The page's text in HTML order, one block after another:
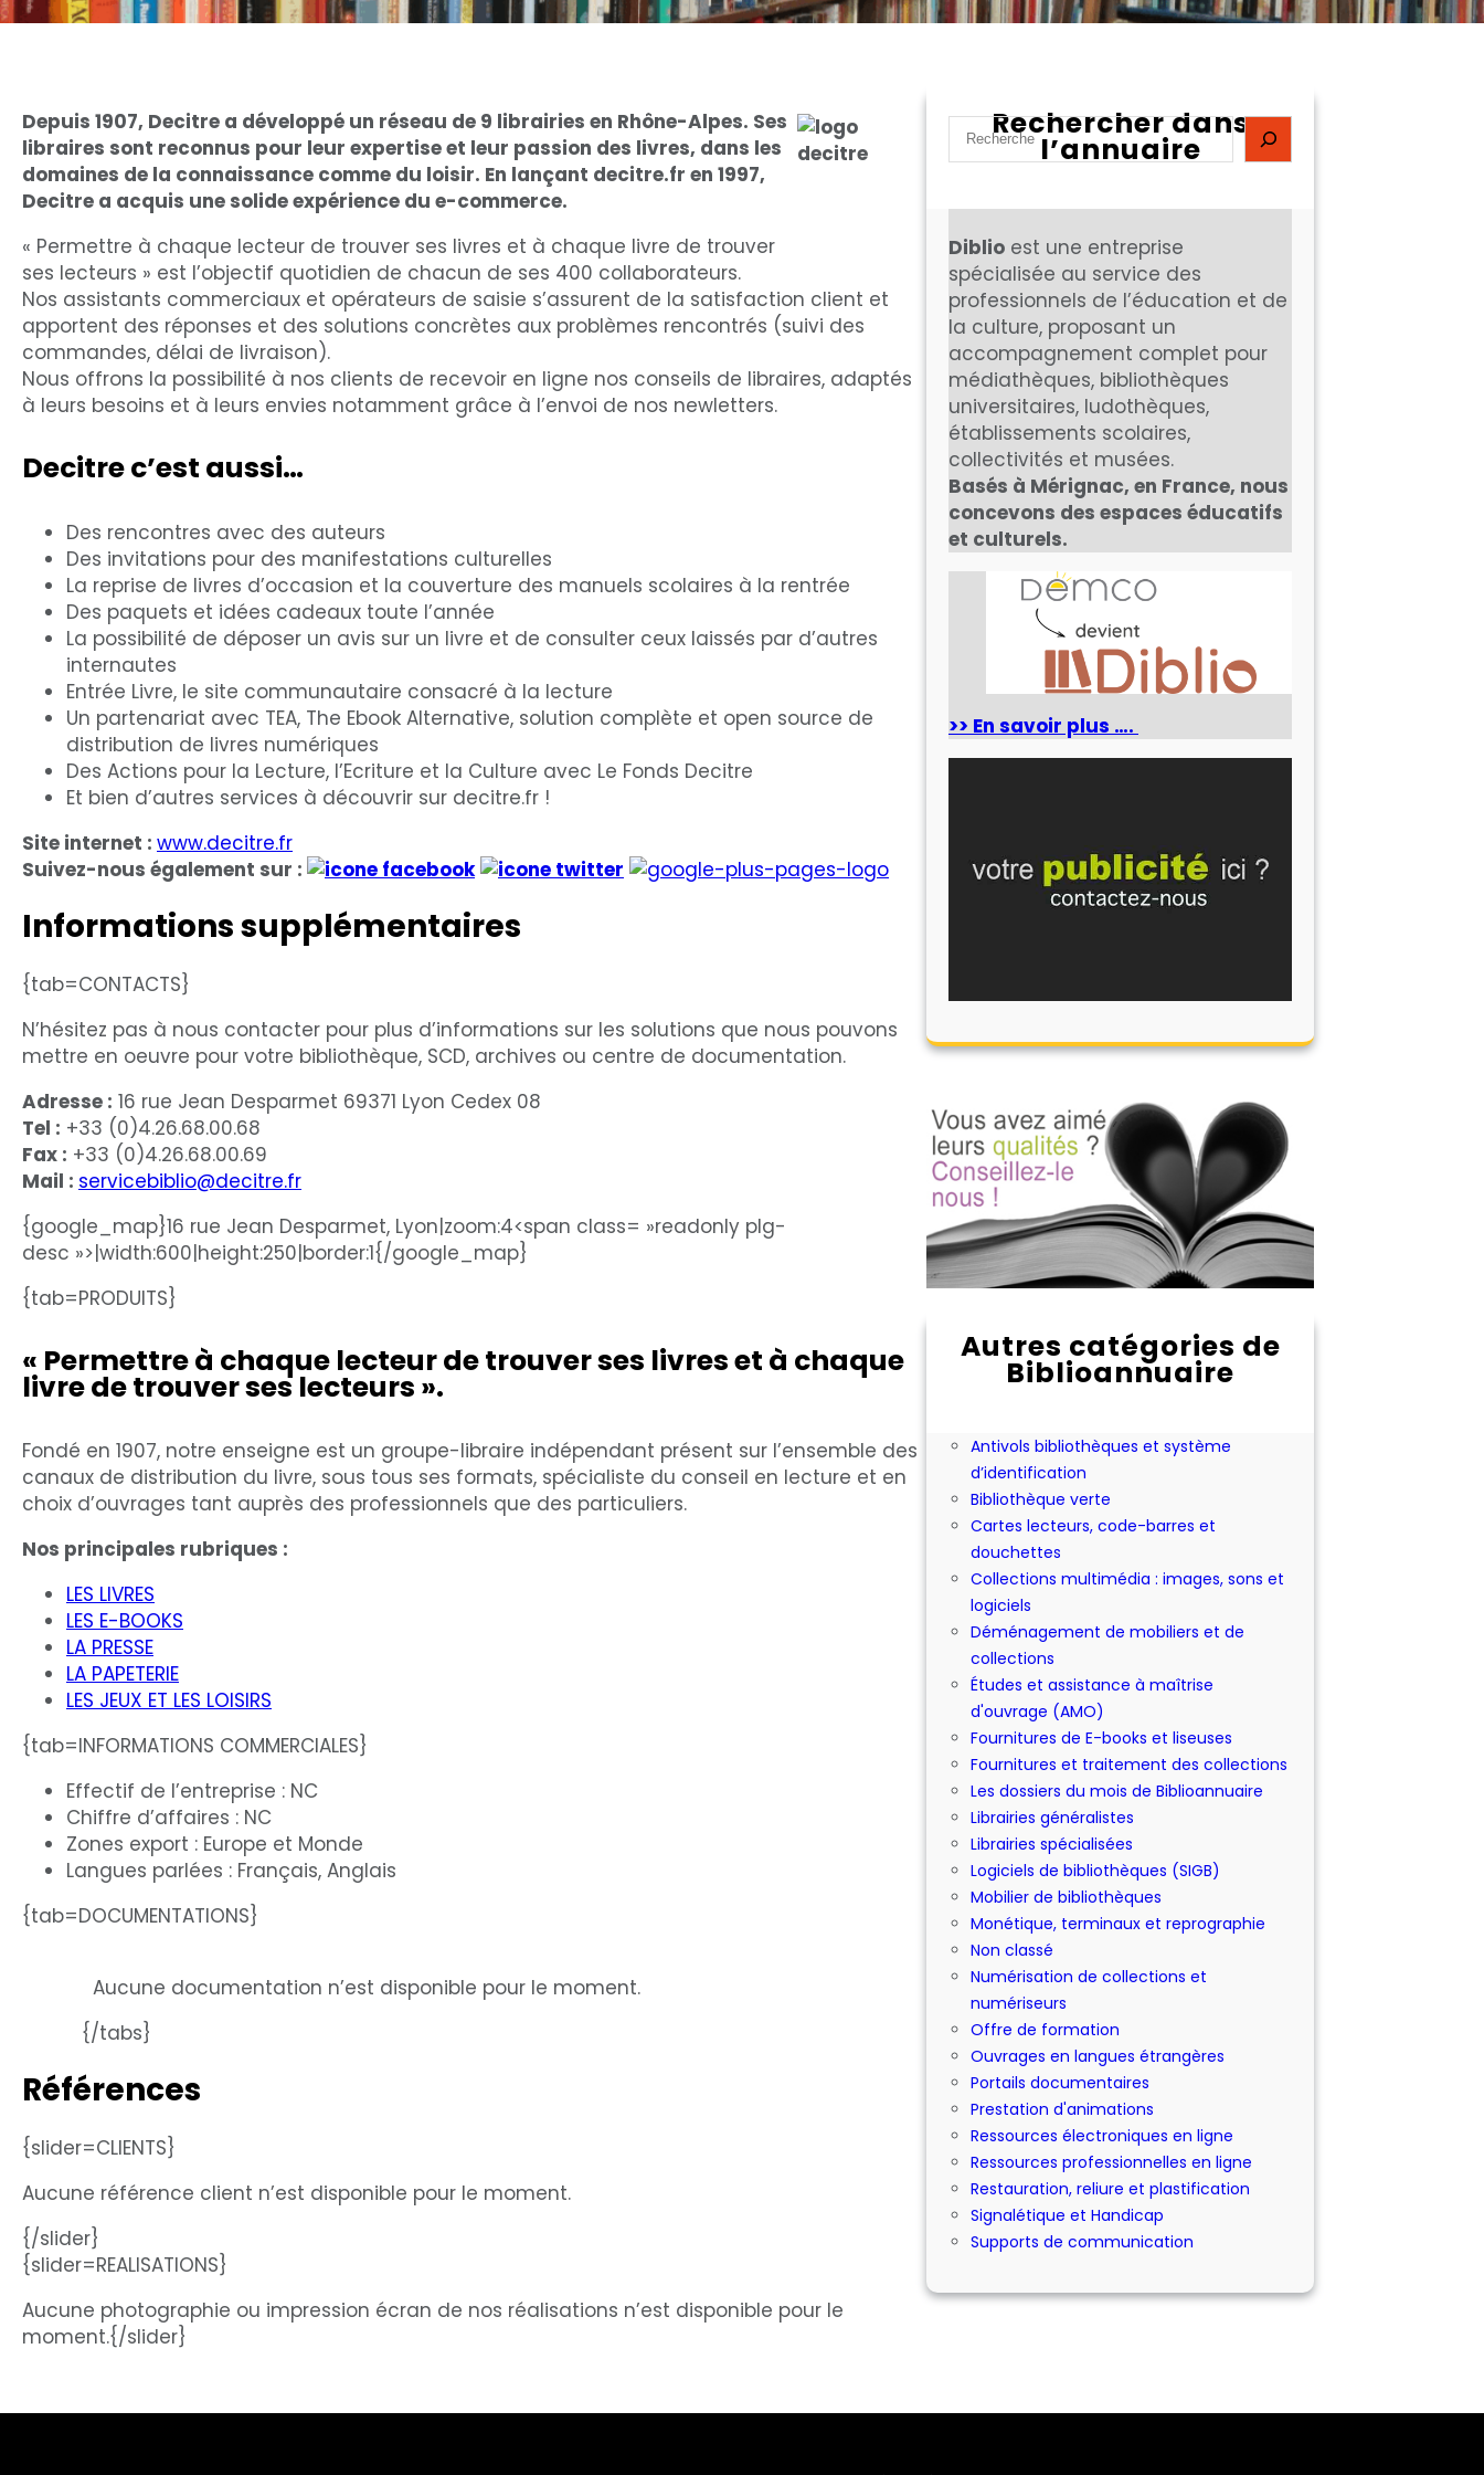
Depuis 1907, Decitre a développé un réseau de 9 librairies en Rhône-Alpes. Ses
libraires sont reconnus pour leur expertise et leur passion des livres, dans les
domaines de la connaissance comme du loisir. En lançant decitre.fr en 1997,
Decitre a acquis une solide expérience du e-commerce.
« Permettre à chaque lecteur de trouver ses livres et à chaque livre de trouver
ses lecteurs » est l’objectif quotidien de chacun de ses 400 collaborateurs.
Nos assistants commerciaux et opérateurs de saisie s’assurent de la satisfaction client et
apportent des réponses et des solutions concrètes aux problèmes rencontrés (suivi des
commandes, délai de livraison).
Nous offrons la possibilité à nos clients de recevoir en ligne nos conseils de libraires, adaptés
à leurs besoins et à leurs envies notamment grâce à l’envoi de nos newletters.
Decitre c’est aussi…
Des rencontres avec des auteurs
Des invitations pour des manifestations culturelles
La reprise de livres d’occasion et la couverture des manuels scolaires à la rentrée
Des paquets et idées cadeaux toute l’année
La possibilité de déposer un avis sur un livre et de consulter ceux laissés par d’autres
internautes
Entrée Livre, le site communautaire consacré à la lecture
Un partenariat avec TEA, The Ebook Alternative, solution complète et open source de
distribution de livres numériques
Des Actions pour la Lecture, l’Ecriture et la Culture avec Le Fonds Decitre
Et bien d’autres services à découvrir sur decitre.fr !
Site internet : www.decitre.fr
Suivez-nous également sur :
Informations supplémentaires
{tab=CONTACTS}
N’hésitez pas à nous contacter pour plus d’informations sur les solutions que nous pouvons
mettre en oeuvre pour votre bibliothèque, SCD, archives ou centre de documentation.
Adresse : 16 rue Jean Desparmet 69371 Lyon Cedex 08
Tel : +33 (0)4.26.68.00.68
Fax : +33 (0)4.26.68.00.69
Mail : servicebiblio@decitre.fr
{google_map}16 rue Jean Desparmet, Lyon|zoom:4<span class= »readonly plg-
desc »>|width:600|height:250|border:1{/google_map}
{tab=PRODUITS}
« Permettre à chaque lecteur de trouver ses livres et à chaque
livre de trouver ses lecteurs ».
Fondé en 1907, notre enseigne est un groupe-libraire indépendant présent sur l’ensemble des
canaux de distribution du livre, sous tous ses formats, spécialiste du conseil en lecture et en
choix d’ouvrages tant auprès des professionnels que des particuliers.
Nos principales rubriques :
LES LIVRES
LES E-BOOKS
LA PRESSE
LA PAPETERIE
LES JEUX ET LES LOISIRS
{tab=INFORMATIONS COMMERCIALES}
Effectif de l’entreprise : NC
Chiffre d’affaires : NC
Zones export : Europe et Monde
Langues parlées : Français, Anglais
{tab=DOCUMENTATIONS}
Aucune documentation n’est disponible pour le moment.
{/tabs}
Références
{slider=CLIENTS}
Aucune référence client n’est disponible pour le moment.
{/slider}
{slider=REALISATIONS}
Aucune photographie ou impression écran de nos réalisations n’est disponible pour le
moment.{/slider}
Rechercher dans
l’annuaire
e
r
c
h
Diblio est une entreprise
spécialisée au service des
professionnels de l’éducation et de
la culture, proposant un
accompagnement complet pour
médiathèques, bibliothèques
universitaires, ludothèques,
établissements scolaires,
collectivités et musées.
Basés à Mérignac, en France, nous
concevons des espaces éducatifs
et culturels.
>> En savoir plus ….
Autres catégories de
Biblioannuaire
Abonnement aux périodiques
Antivols bibliothèques et système
d’identification
Bibliothèque verte
Cartes lecteurs, code-barres et
douchettes
Collections multimédia : images, sons et
logiciels
Déménagement de mobiliers et de
collections
Études et assistance à maîtrise
d'ouvrage (AMO)
Fournitures de E-books et liseuses
Fournitures et traitement des collections
Les dossiers du mois de Biblioannuaire
Librairies généralistes
Librairies spécialisées
Logiciels de bibliothèques (SIGB)
Mobilier de bibliothèques
Monétique, terminaux et reprographie
Non classé
Numérisation de collections et
numériseurs
Offre de formation
Ouvrages en langues étrangères
Portails documentaires
Prestation d'animations
Ressources électroniques en ligne
Ressources professionnelles en ligne
Restauration, reliure et plastification
Signalétique et Handicap
Supports de communication